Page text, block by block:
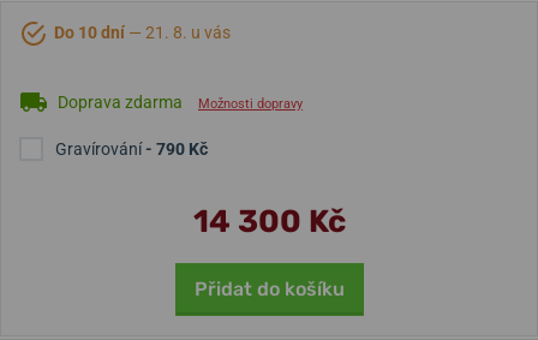
Do 10 dní — 21. 8. u vás
Doprava zdarma Možnosti dopravy
Gravírování- 790 Kč
14 300 Kč
Přidat do košíku